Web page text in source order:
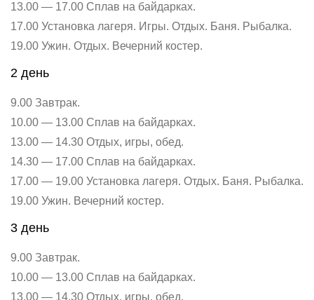
13.00 — 17.00 Сплав на байдарках.
17.00 Установка лагеря. Игры. Отдых. Баня. Рыбалка.
19.00 Ужин. Отдых. Вечерний костер.
2 день
9.00 Завтрак.
10.00 — 13.00 Сплав на байдарках.
13.00 — 14.30 Отдых, игры, обед.
14.30 — 17.00 Сплав на байдарках.
17.00 — 19.00 Установка лагеря. Отдых. Баня. Рыбалка.
19.00 Ужин. Вечерний костер.
3 день
9.00 Завтрак.
10.00 — 13.00 Сплав на байдарках.
13.00 — 14.30 Отдых, игры, обед.